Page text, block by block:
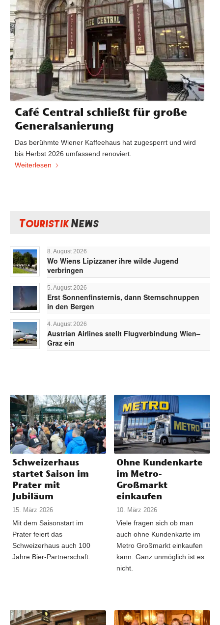
Café Central schließt für große
Generalsanierung
Das berühmte Wiener Kaffeehaus hat zugesperrt und wird
bis Herbst 2026 umfassend renoviert.
Weiterlesen
Touristik News
8. August 2026
Wo Wiens Lipizzaner ihre wilde Jugend
verbringen
5. August 2026
Erst Sonnenfinsternis, dann Sternschnuppen
in den Bergen
4. August 2026
Austrian Airlines stellt Flugverbindung Wien–
Graz ein
Schweizerhaus
startet Saison im
Prater mit
Jubiläum
15. März 2026
Mit dem Saisonstart im
Prater feiert das
Schweizerhaus auch 100
Jahre Bier-Partnerschaft.
Ohne Kundenkarte
im Metro-
Großmarkt
einkaufen
10. März 2026
Viele fragen sich ob man
auch ohne Kundenkarte im
Metro Großmarkt einkaufen
kann. Ganz unmöglich ist es
nicht.